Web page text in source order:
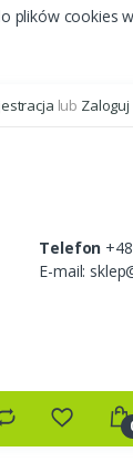
plików cookies
lub Zaloguj
Telefon
E-mail: